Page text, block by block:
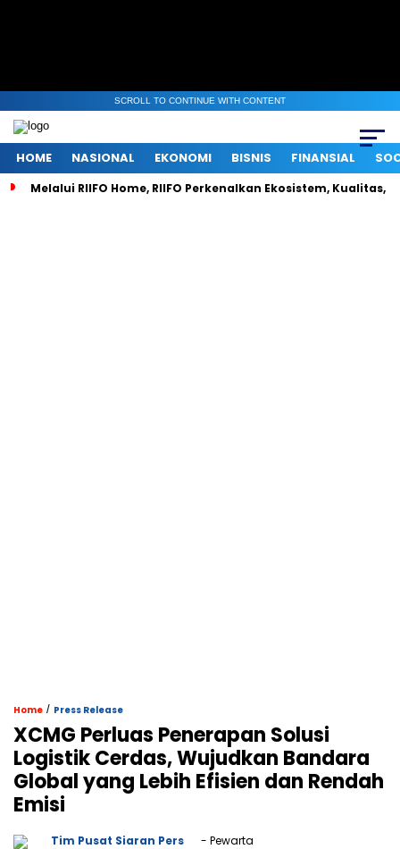
SCROLL TO CONTINUE WITH CONTENT
HOME NASIONAL EKONOMI BISNIS FINANSIAL
Melalui RIIFO Home, RIIFO Perkenalkan Ekosistem, Kualitas,
Home / Press Release
XCMG Perluas Penerapan Solusi
Logistik Cerdas, Wujudkan Bandara
Global yang Lebih Efisien dan Rendah
Emisi
Tim Pusat Siaran Pers
- Pewarta